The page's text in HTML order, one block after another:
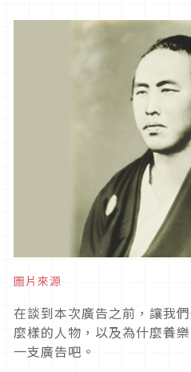
圖片來源
在談到本次廣告之前，讓我
麼樣的人物，以及為什麼養
一支廣告吧。